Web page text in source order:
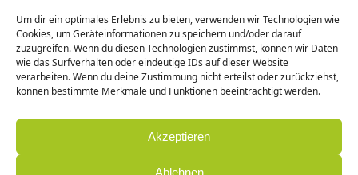
Um dir ein optimales Erlebnis zu bieten, verwenden wir Technologien wie
Cookies, um Geräteinformationen zu speichern und/oder darauf
zuzugreifen. Wenn du diesen Technologien zustimmst, können wir Daten
wie das Surfverhalten oder eindeutige IDs auf dieser Website
verarbeiten. Wenn du deine Zustimmung nicht erteilst oder zurückziehst,
können bestimmte Merkmale und Funktionen beeinträchtigt werden.
Akzeptieren
Ablehnen
Bei Interesse an den Veranstaltungenhier zum
Newsletteranmelden!
Design / Programmierung: